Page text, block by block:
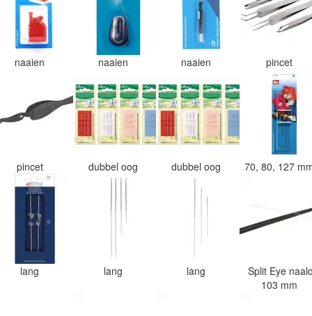
naaien naaien naaien pincet
pincet dubbel oog dubbel oog 70, 80, 127
lang lang lang
Split Eye
103 mm